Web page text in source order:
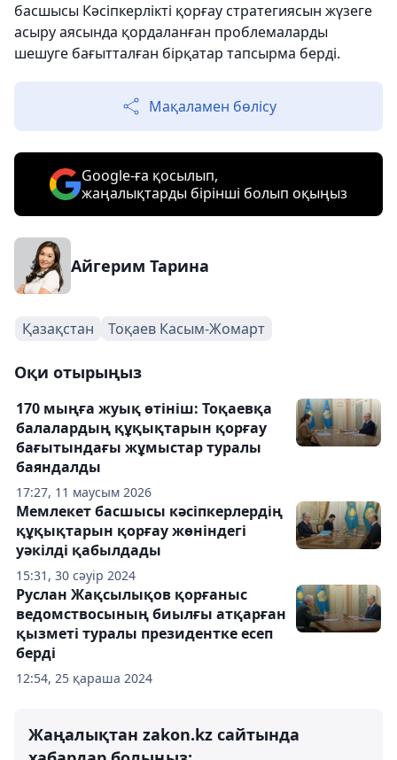
басшысы Кәсіпкерлікті қорғау стратегиясын жүзеге
асыру аясында қордаланған проблемаларды
шешуге бағытталған бірқатар тапсырма берді.
Мақаламен бөлісу
Google-ға қосылып,
жаңалықтарды бірінші болып оқыңыз
Айгерим Тарина
Қазақстан Тоқаев Касым-Жомарт
Оқи отырыңыз
17:27, 11 маусым 2026
170 мыңға жуық өтініш: Тоқаевқа
балалардың құқықтарын қорғау
бағытындағы жұмыстар туралы
баяндалды
15:31, 30 сәуір 2024
Мемлекет басшысы кәсіпкерлердің
құқықтарын қорғау жөніндегі
уәкілді қабылдады
12:54, 25 қараша 2024
Руслан Жақсылықов қорғаныс
ведомствосының биылғы атқарған
қызметі туралы президентке есеп
берді
Жаңалықтан zakon.kz сайтында